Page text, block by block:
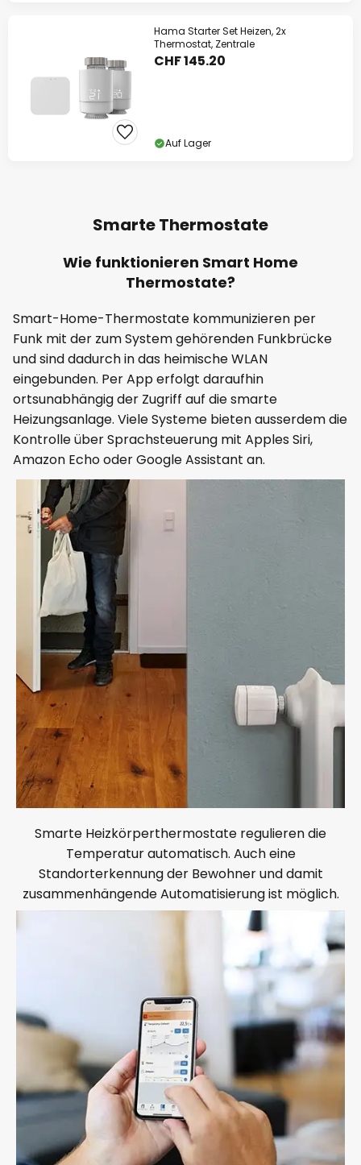
Hama Starter Set Heizen, 2x
Thermostat, Zentrale
CHF 145.20
Auf Lager
Smarte Thermostate
Wie funktionieren Smart Home
Thermostate?
Smart-Home-Thermostate kommunizieren per
Funk mit der zum System gehörenden Funkbrücke
und sind dadurch in das heimische WLAN
eingebunden. Per App erfolgt daraufhin
ortsunabhängig der Zugriff auf die smarte
Heizungsanlage. Viele Systeme bieten ausserdem die
Kontrolle über Sprachsteuerung mit Apples Siri,
Amazon Echo oder Google Assistant an.
Smarte Heizkörperthermostate regulieren die
Temperatur automatisch. Auch eine
Standorterkennung der Bewohner und damit
zusammenhängende Automatisierung ist möglich.